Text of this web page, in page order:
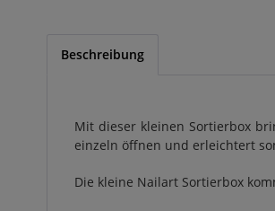
Beschreibung
Mit dieser kleinen Sortierbox
einzeln öffnen und erleichtert
Die kleine Nailart Sortierbox